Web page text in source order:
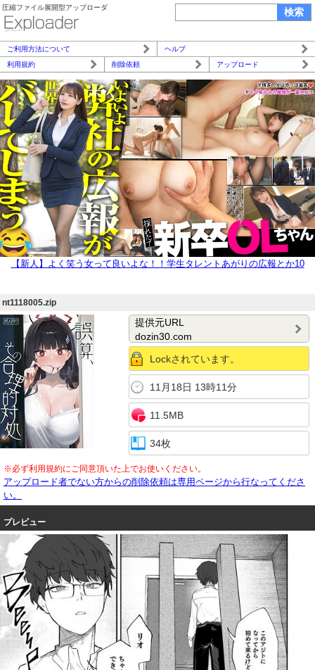
圧縮ファイル展開型アップローダ
ご利用方法について
ヘルプ
利用規約
削除依頼 アップロード
【新人】よく笑う女って良いよな！！学生タレントあがりの広報とか10
nt1118005.zip
提供元URL
dozin30.com
Lockされています。
11月18日 13時11分
11.5MB
34枚
※必ず利用規約にご同意頂いた上でお使いください。
アップロード者でない方からの削除依頼は専用ページから行なってくださ
い。
プレビュー